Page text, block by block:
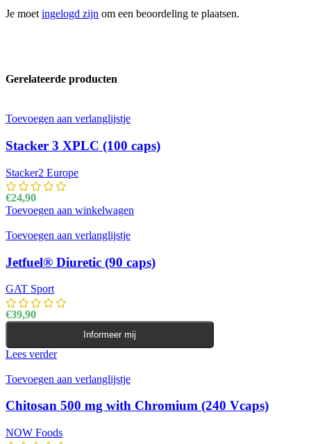
Je moet ingelogd zijn om een beoordeling te plaatsen.
Gerelateerde producten
Toevoegen aan verlanglijstje
Stacker 3 XPLC (100 caps)
Stacker2 Europe
€24,90
Toevoegen aan winkelwagen
Toevoegen aan verlanglijstje
Jetfuel® Diuretic (90 caps)
GAT Sport
€39,90
Informeer mij
Lees verder
Toevoegen aan verlanglijstje
Chitosan 500 mg with Chromium (240 Vcaps)
NOW Foods